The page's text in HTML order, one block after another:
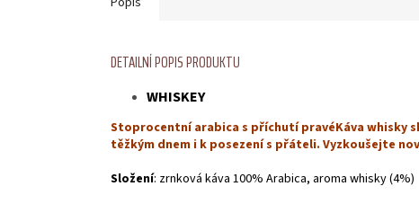
DETAILNÍ POPIS PRODUKTU
WHISKEY
Stoprocentní arabica s příchutí pravéKáva whisky
těžkým dnem i k posezení s přáteli. Vyzkoušejte
Složení: zrnková káva 100% Arabica, aroma whisky (4%)